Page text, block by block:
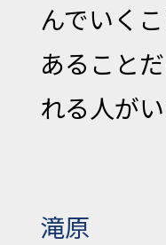
んでいく
あること
れる人が
滝原